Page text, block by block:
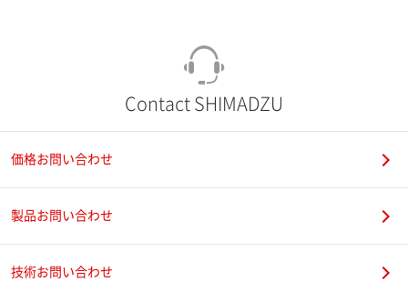
Contact SHIMADZU
価格お問い合わせ
製品お問い合わせ
技術お問い合わせ